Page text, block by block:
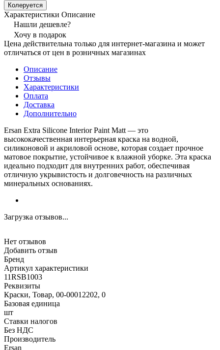
Колеруется
Характеристики Описание
Нашли дешевле?
Хочу в подарок
Цена действительна только для интернет-магазина и может
отличаться от цен в розничных магазинах
Описание
Отзывы
Характеристики
Оплата
Доставка
Дополнительно
Ersan Extra Silicone Interior Paint Matt — это
высококачественная интерьерная краска на водной,
силиконовой и акриловой основе, которая создает прочное
матовое покрытие, устойчивое к влажной уборке. Эта краска
идеально подходит для внутренних работ, обеспечивая
отличную укрывистость и долговечность на различных
минеральных основаниях.
Загрузка отзывов...
Нет отзывов
Добавить отзыв
Бренд
Артикул характеристики
11RSB1003
Реквизиты
Краски, Товар, 00-00012202, 0
Базовая единица
шт
Ставки налогов
Без НДС
Производитель
Ersan